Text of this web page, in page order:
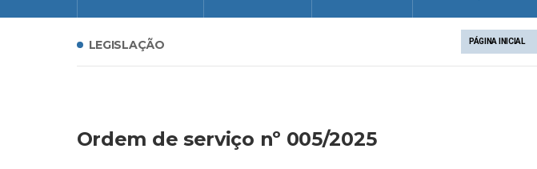
LEGISLAÇÃO PÁGINA INICIAL
Ordem de serviço nº 005/2025